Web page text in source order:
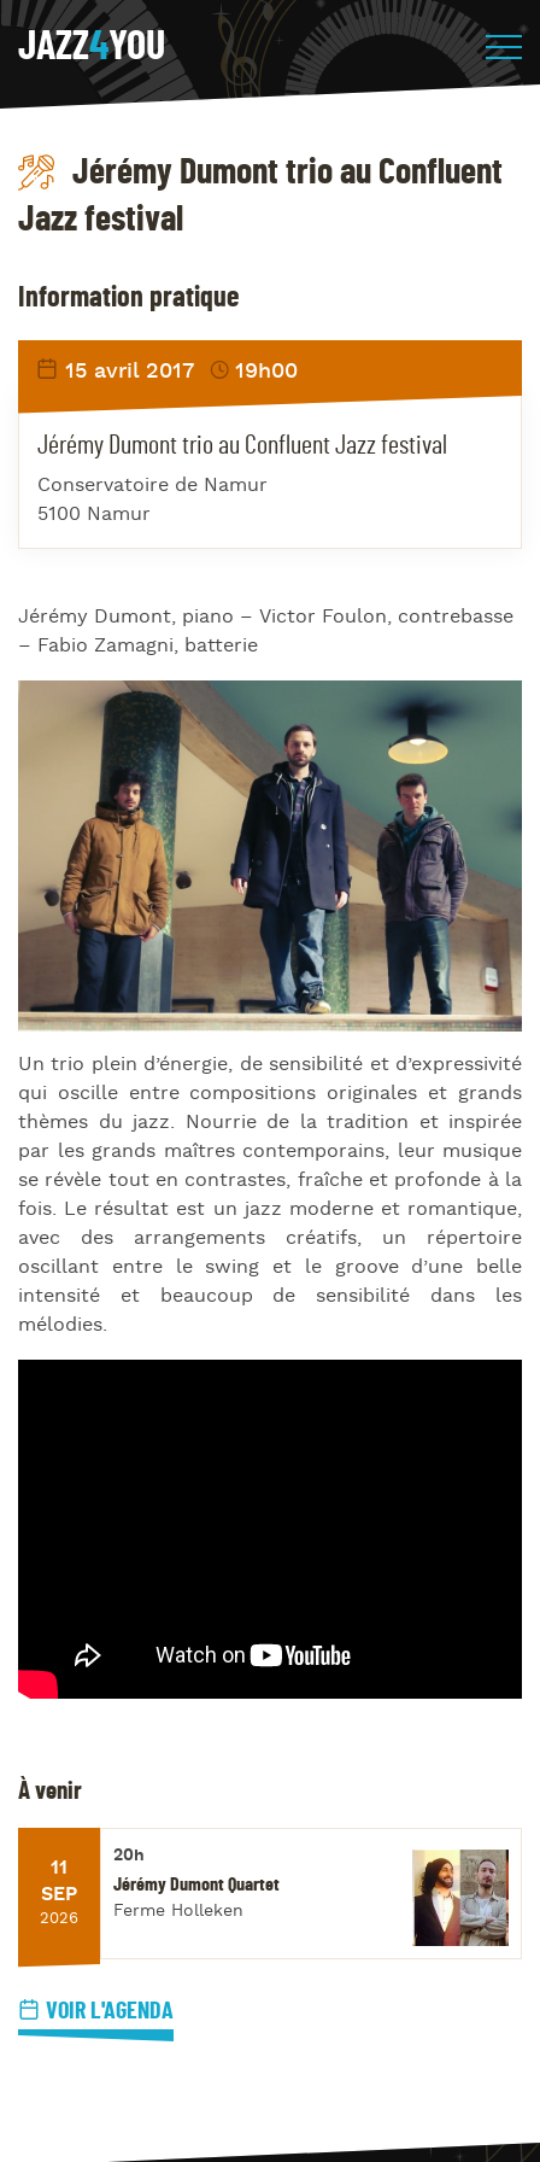
JAZZ4YOU
Jérémy Dumont trio au Confluent
Jazz festival
Jérémy Dumont, piano – Victor Foulon, contrebasse
– Fabio Zamagni, batterie
Un trio plein d’énergie, de sensibilité et d’expressivité
qui oscille entre compositions originales et grands
thèmes du jazz. Nourrie de la tradition et inspirée
par les grands maîtres contemporains, leur musique
se révèle tout en contrastes, fraîche et profonde à la
fois. Le résultat est un jazz moderne et romantique,
avec des arrangements créatifs, un répertoire
oscillant entre le swing et le groove d’une belle
intensité et beaucoup de sensibilité dans les
mélodies.
Information pratique
15 avril 2017 19h00
Jérémy Dumont trio au Confluent Jazz festival
Conservatoire de Namur
5100 Namur
À venir
11
SEP
2026
20h
Jérémy Dumont Quartet
Ferme Holleken
VOIR L'AGENDA